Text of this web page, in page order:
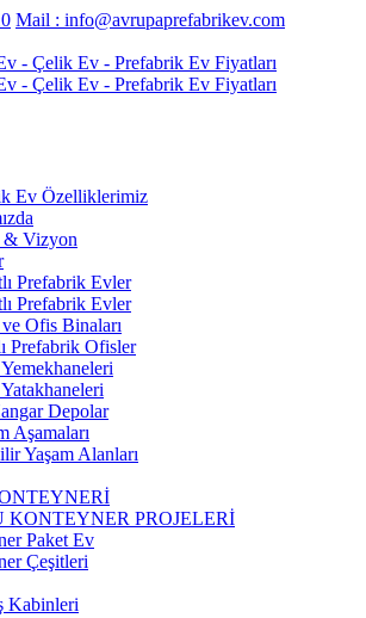
Mail : info@avrupaprefabrikev.com
Ev Özelliklerimiz
Vizyon
Prefabrik Evler
Prefabrik Evler
Ofis Binaları
Prefabrik Ofisler
Depolar
Aşamaları
Yaşam Alanları
KONTEYNER PROJELERİ
Paket Ev
Çeşitleri
Kabinleri